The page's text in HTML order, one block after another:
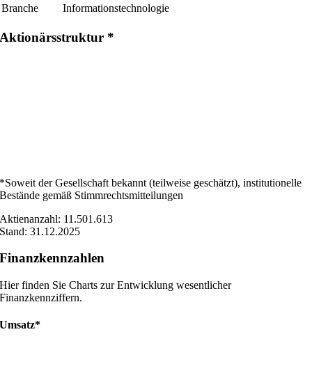
Branche
Informationstechnologie
Aktionärsstruktur *
*Soweit der Gesellschaft bekannt (teilweise geschätzt), institutionelle
Bestände gemäß Stimmrechtsmitteilungen
Aktienanzahl: 11.501.613
Stand: 31.12.2025
Finanzkennzahlen
Hier finden Sie Charts zur Entwicklung wesentlicher
Finanzkennziffern.
Umsatz*